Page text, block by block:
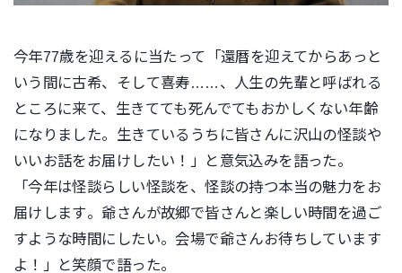
今年77歳を迎えるに当たって「還暦を迎えてからあっと
いう間に古希、そして喜寿……、人生の先輩と呼ばれる
ところに来て、生き てても死んでてもおかしくない年齢
になりました。生きているうち に皆さんに沢山の怪談や
いいお話をお届けしたい！」
と意気込みを語った。
「今年は怪談らしい怪談を、怪談の持つ本当の魅力をお
届けします。爺さんが故郷で皆さんと楽しい時間を過ご
すような時間にしたい。会場で爺さんお待ちしています
よ！」と笑顔で語った。